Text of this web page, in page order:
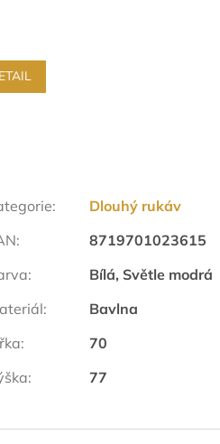
:
Dlouhý rukáv
:
8719701023615
:
Bílá, Světle modrá
:
Bavlna
:
70
: 77